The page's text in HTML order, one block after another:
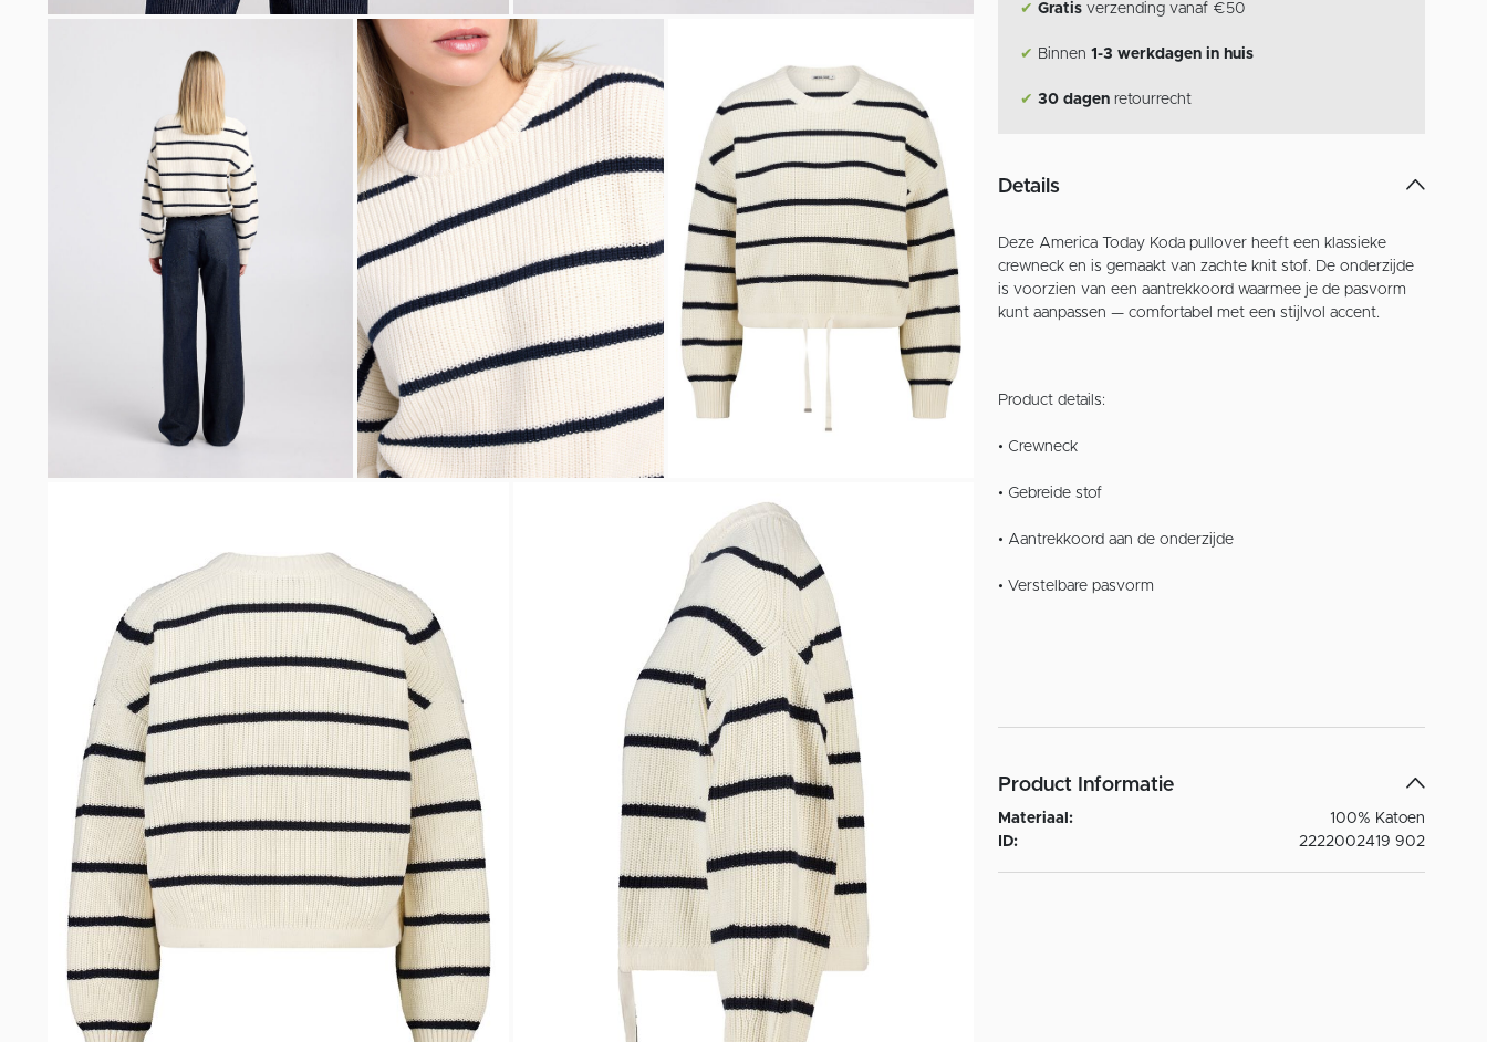
✔ Gratis verzending vanaf €50
✔ Binnen1-3 werkdagen in huis
✔ 30 dagen retourrecht
Details
Deze America Today Koda pullover heeft een klassieke
crewneck en is gemaakt van zachte knit stof. De onderzijde
is voorzien van een aantrekkoord waarmee je de pasvorm
kunt aanpassen — comfortabel met een stijlvol accent.
Product details:
• Crewneck
• Gebreide stof
• Aantrekkoord aan de onderzijde
• Verstelbare pasvorm
Product Informatie
Materiaal:
100% Katoen
ID:
2222002419 902